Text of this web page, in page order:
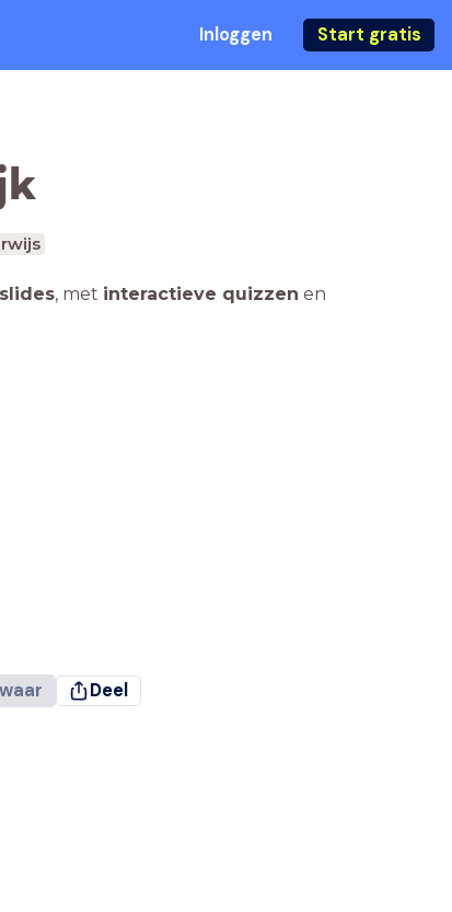
Inloggen Start gratis
, met interactieve quizzen en
Deel